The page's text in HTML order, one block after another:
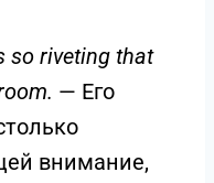
so riveting that
— Его
внимание,